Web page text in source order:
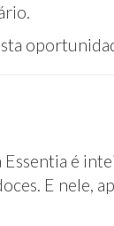
é
E nele,